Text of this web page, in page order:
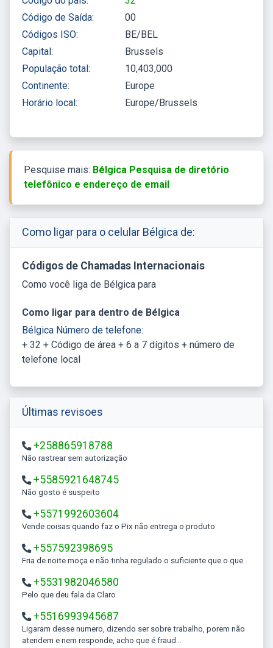
Código de Saída:
00
Códigos ISO:
BE/BEL
Capital:
Brussels
População total:
10,403,000
Continente:
Europe
Horário local:
Europe/Brussels
Pesquise mais: Bélgica Pesquisa de diretório
telefônico e endereço de email
Como ligar para o celular Bélgica de:
Códigos de Chamadas Internacionais
Como você liga de Bélgica para
Como ligar para dentro de Bélgica
Bélgica Número de telefone:
+ 32 + Código de área + 6 a 7 dígitos + número de
telefone local
Últimas revisoes
+258865918788
Não rastrear sem autorização
+5585921648745
Não gosto é suspeito
+5571992603604
Vende coisas quando faz o Pix não entrega o produto
+557592398695
Fria de noite moça e não tinha regulado o suficiente que o que
+5531982046580
Pelo que deu fala da Claro
+5516993945687
Ligaram desse numero, dizendo ser sobre trabalho, porem não
atendem e nem responde, acho que é fraud...